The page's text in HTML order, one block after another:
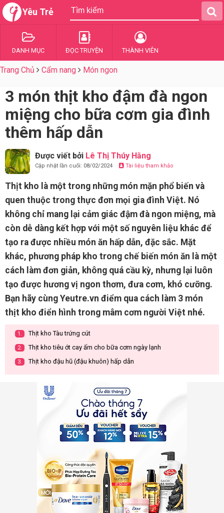
Yêu Trẻ
DANH MỤC ĐỌC TRUYỆN THÀNH VIÊN
Trang Chủ Cẩm nang Món ngon
3 món thịt kho đậm đà ngon
miệng cho bữa cơm gia đình
thêm hấp dẫn
Được viết bởi Lê Thị Thúy Hằng
Cập nhật lần cuối: 08/02/2024 Tài liệu tham khảo
Thịt kho là một trong những món mặn phổ biến và
quen thuộc trong thực đơn mọi gia đình Việt. Nó
không chỉ mang lại cảm giác đậm đà ngon miệng, mà
còn dễ dàng kết hợp với một số nguyên liệu khác để
tạo ra được nhiều món ăn hấp dẫn, đặc sắc. Mặt
khác, phương pháp kho trong chế biến món ăn là một
cách làm đơn giản, không quá cầu kỳ, nhưng lại luôn
tạo được hương vị ngon thơm, đưa cơm, khó cưỡng.
Bạn hãy cùng Yeutre.vn điểm qua cách làm 3 món
thịt kho điển hình trong mâm cơm người Việt nhé.
1. Thịt kho Tàu trứng cút
2. Thịt kho tiêu ớt cay ấm cho bữa cơm ngày lạnh
3. Thịt kho đậu hũ (đậu khuôn) hấp dẫn